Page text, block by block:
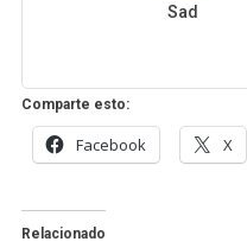
Sad
Comparte esto:
Facebook X
Relacionado